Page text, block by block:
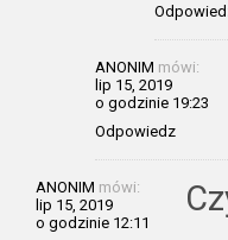
ANONIM mówi:
lip 15, 2019
o godzinie 19:23
Odpowiedz
ANONIM mówi:
lip 15, 2019
o godzinie 12:11